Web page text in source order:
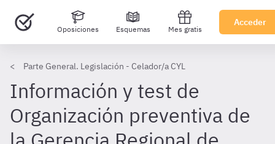
Oposiciones Esquemas Mes gratis
Acceder
Parte General. Legislación - Celador/a CYL
Información y test de
Organización preventiva de